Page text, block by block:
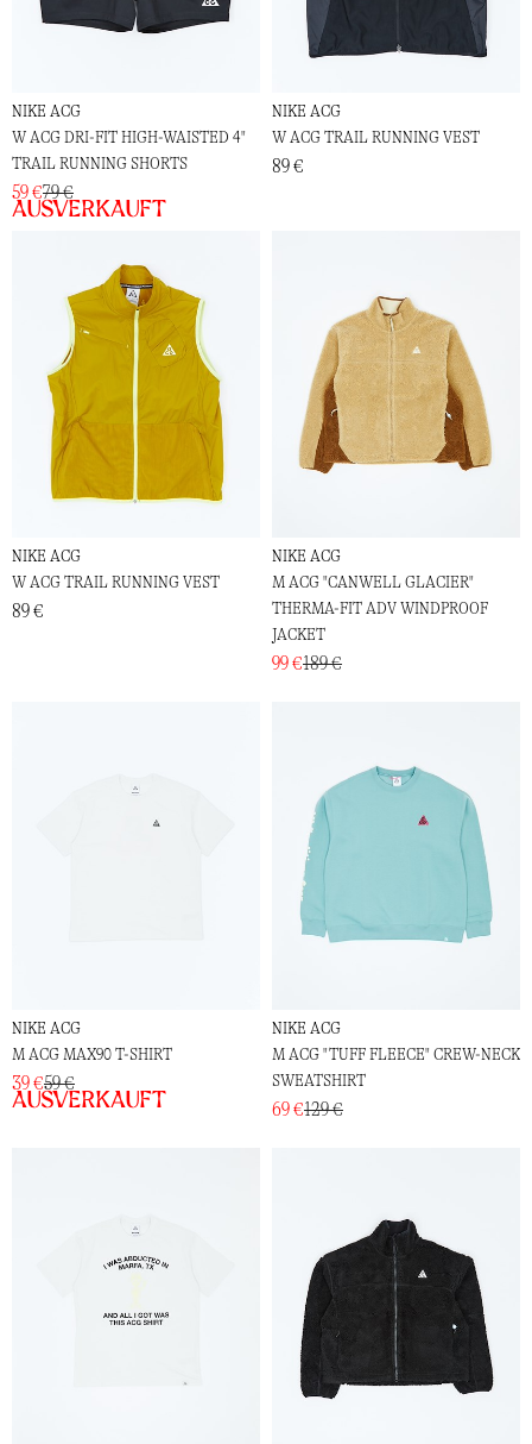
NIKE ACG
W ACG DRI-FIT HIGH-WAISTED 4"
TRAIL RUNNING SHORTS
59 €79 €
Ausverkauft
NIKE ACG
W ACG TRAIL RUNNING VEST
89 €
NIKE ACG
W ACG TRAIL RUNNING VEST
89 €
NIKE ACG
M ACG "CANWELL GLACIER"
THERMA-FIT ADV WINDPROOF
JACKET
99 €189 €
NIKE ACG
M ACG MAX90 T-SHIRT
39 €59 €
Ausverkauft
NIKE ACG
M ACG "TUFF FLEECE" CREW-NECK
SWEATSHIRT
69 €129 €